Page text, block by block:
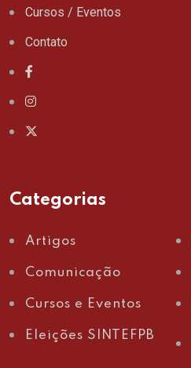
Cursos / Eventos
Contato
Categorias
Artigos
Comunicação
Cursos e Eventos
Eleições SINTEFPB